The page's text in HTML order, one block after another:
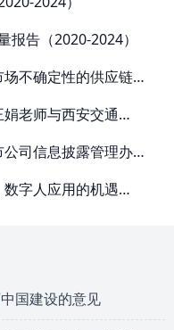
报告（2020-2024）
定性的供应链管理对策
西安交通大学张喆教...
息披露管理办法》 适...
用的机遇与挑战并存
国建设的意见